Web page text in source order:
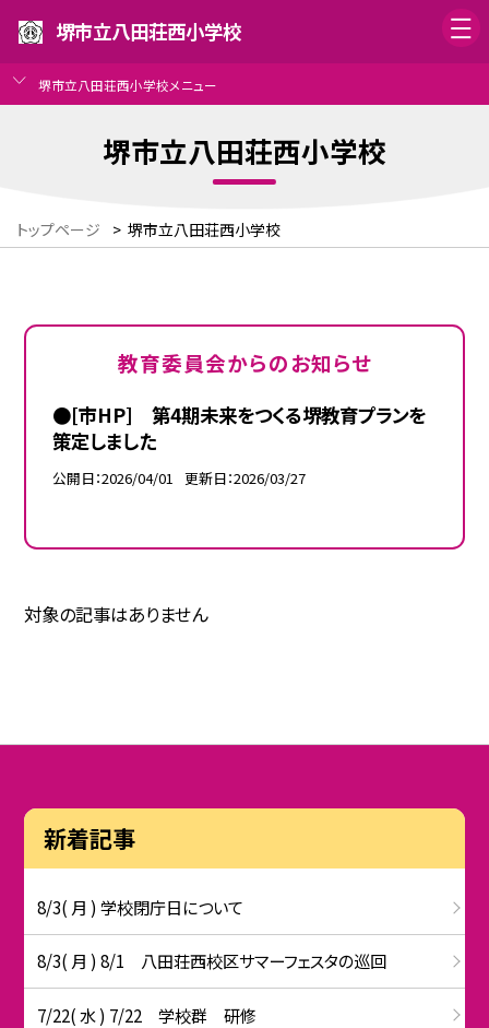
堺市立八田荘西小学校
堺市立八田荘西小学校メニュー
堺市立八田荘西小学校
トップページ > 堺市立八田荘西小学校
教育委員会からのお知らせ
●[市HP] 第4期未来をつくる堺教育プランを
策定しました
公開日 2026/04/01 更新日 2026/03/27
対象の記事はありません
新着記事
8/3( 月 ) 学校閉庁日について
8/3( 月 ) 8/1 八田荘西校区サマーフェスタの巡回
7/22( 水 ) 7/22 学校群 研修